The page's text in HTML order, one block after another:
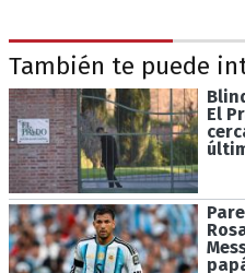
También te puede
El